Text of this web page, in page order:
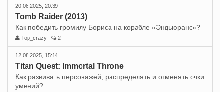
20.08.2025, 20:39
Tomb Raider (2013)
Как победить громилу Бориса на корабле «Эндьюранс»?
Top_crazy 2
12.08.2025, 15:14
Titan Quest: Immortal Throne
Как развивать персонажей, распределять и отменять очки
умений?